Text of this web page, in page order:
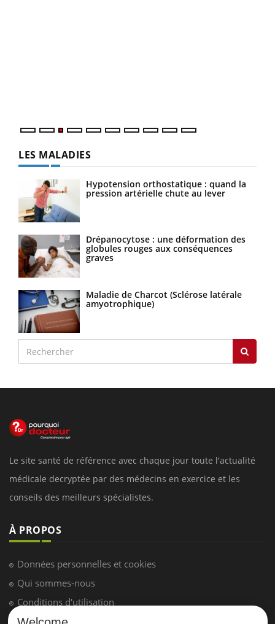
LES MALADIES
Hypotension orthostatique : quand la
pression artérielle chute au lever
Drépanocytose : une déformation des
globules rouges aux conséquences
graves
Maladie de Charcot (Sclérose latérale
amyotrophique)
Le site santé de référence avec chaque jour toute l'actualité
médicale decryptée par des médecins en exercice et les
conseils des meilleurs spécialistes.
À PROPOS
Données personnelles et cookies
Qui sommes-nous
Conditions d'utilisation
Plan du site